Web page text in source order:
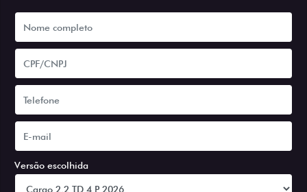
Versão escolhida